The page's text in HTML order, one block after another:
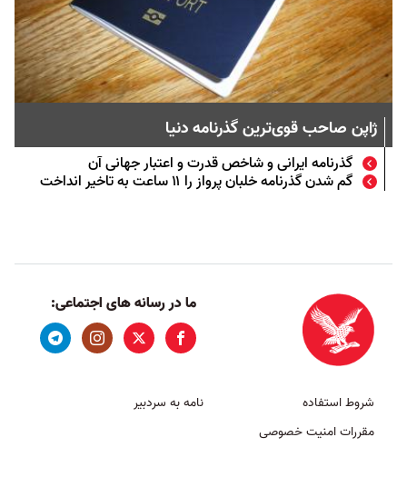
ژاپن صاحب قوی‌ترین گذرنامه دنیا
گذرنامه ایرانی و شاخص قدرت و اعتبار جهانی آن
گم شدن گذرنامه خلبان پرواز را ۱۱ ساعت به تاخیر انداخت
ما در رسانه های اجتماعی:
شروط استفاده
مقررات امنیت خصوصی
نامه به سردبیر